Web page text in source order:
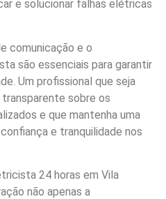
e solucionar falhas elétricas
comunicação e o
são essenciais para garantir
Um profissional que seja
sobre os
e que mantenha uma
e tranquilidade nos
24 horas em Vila
não apenas a